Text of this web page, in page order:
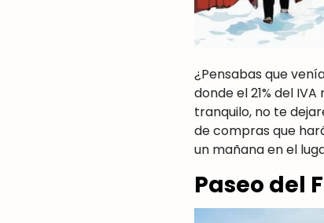
¿Pensabas que
donde el 21% del
tranquilo, no te
de compras que
un mañana en el
Paseo del